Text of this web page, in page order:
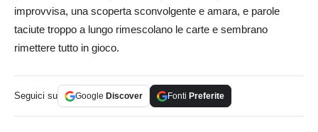
improvvisa, una scoperta sconvolgente e amara, e parole
taciute troppo a lungo rimescolano le carte e sembrano
rimettere tutto in gioco.
Seguici su Google Discover Fonti Preferite